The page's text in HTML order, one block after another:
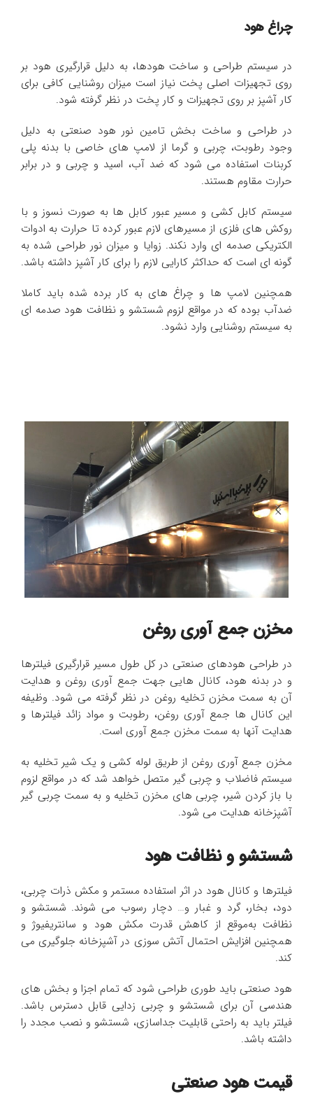
چراغ هود
در سیستم طراحی و ساخت هودها، به دلیل قرارگیری هود بر
روی تجهیزات اصلی پخت نیاز است میزان روشنایی کافی برای
کار آشپز بر روی تجهیزات و کار پخت در نظر گرفته شود.
در طراحی و ساخت بخش تامین نور هود صنعتی به دلیل
وجود رطوبت، چربی و گرما از لامپ های خاصی با بدنه پلی
کربنات استفاده می شود که ضد آب، اسید و چربی و در برابر
حرارت مقاوم هستند.
سیستم کابل کشی و مسیر عبور کابل ها به صورت نسوز و با
روکش های فلزی از مسیرهای لازم عبور کرده تا حرارت به ادوات
الکتریکی صدمه ای وارد نکند. زوایا و میزان نور طراحی شده به
گونه ای است که حداکثر کارایی لازم را برای کار آشپز داشته باشد.
همچنین لامپ ها و چراغ های به کار برده شده باید کاملا
ضدآب بوده که در مواقع لزوم شستشو و نظافت هود صدمه ای
به سیستم روشنایی وارد نشود.
مخزن جمع آوری روغن
در طراحی هودهای صنعتی در کل طول مسیر قرارگیری فیلترها
و در بدنه هود، کانال هایی جهت جمع آوری روغن و هدایت
آن به سمت مخزن تخلیه روغن در نظر گرفته می شود. وظیفه
این کانال ها جمع آوری روغن، رطوبت و مواد زائد فیلترها و
هدایت آنها به سمت مخزن جمع آوری است.
مخزن جمع آوری روغن از طریق لوله کشی و یک شیر تخلیه به
سیستم فاضلاب و چربی گیر متصل خواهد شد که در مواقع لزوم
با باز کردن شیر، چربی های مخزن تخلیه و به سمت چربی گیر
آشپزخانه هدایت می شود.
شستشو و نظافت هود
فیلترها و کانال هود در اثر استفاده مستمر و مکش ذرات چربی،
دود، بخار، گرد و غبار و… دچار رسوب می شوند. شستشو و
نظافت به‌موقع از کاهش قدرت مکش هود و سانتریفیوژ و
همچنین افزایش احتمال آتش سوزی در آشپزخانه جلوگیری می
کند.
هود صنعتی باید طوری طراحی شود که تمام اجزا و بخش های
هندسی آن برای شستشو و چربی زدایی قابل دسترس باشد.
فیلتر باید به راحتی قابلیت جداسازی، شستشو و نصب مجدد را
داشته باشد.
قیمت هود صنعتی